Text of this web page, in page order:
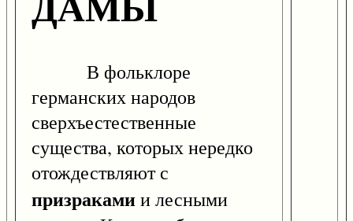
В фольклоре
германских народов
сверхъестественные
существа, которых нередко
отождествляют с
призракамии лесными